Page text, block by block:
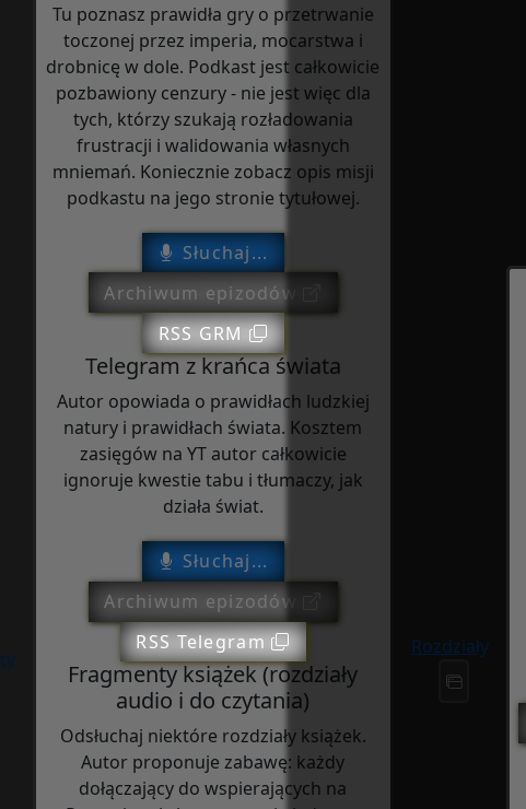
Tu poznasz prawidła gry o przetrwanie
toczonej przez imperia, mocarstwa i
drobnicę w dole. Podkast jest całkowicie
pozbawiony cenzury - nie jest więc dla
tych, którzy szukają rozładowania
frustracji i walidowania własnych
mniemań. Koniecznie zobacz opis misji
podkastu na jego stronie tytułowej.
Słuchaj...
Archiwum epizodów
RSS GRM
Telegram z krańca świata
Autor opowiada o prawidłach ludzkiej
natury i prawidłach świata. Kosztem
zasięgów na YT autor całkowicie
ignoruje kwestie tabu i tłumaczy, jak
działa świat.
Słuchaj...
Archiwum epizodów
RSS Telegram
Fragmenty książek (rozdziały
audio i do czytania)
Odsłuchaj niektóre rozdziały książek.
Autor proponuje zabawę: każdy
dołączający do wspierających na
Rozdziały